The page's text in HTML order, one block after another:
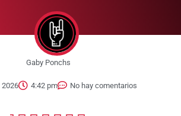
Gaby Ponchs
2026 4:42 pm No hay comentarios